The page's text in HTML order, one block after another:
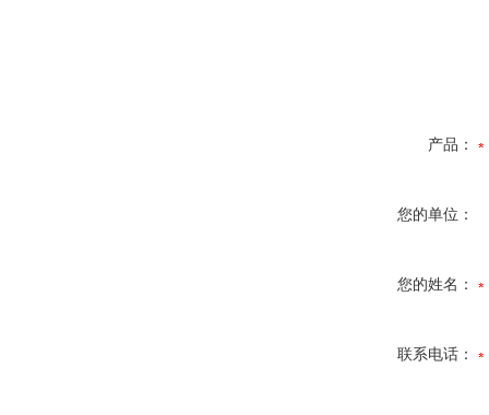
产品：
您的单位：
您的姓名：
联系电话：